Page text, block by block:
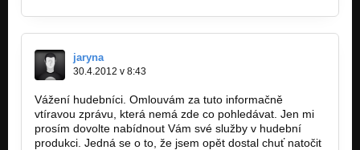
jaryna
30.4.2012 v 8:43
Vážení hudebníci. Omlouvám za tuto informačně
vtíravou zprávu, která nemá zde co pohledávat. Jen mi
prosím dovolte nabídnout Vám své služby v hudební
produkci. Jedná se o to, že jsem opět dostal chuť natočit